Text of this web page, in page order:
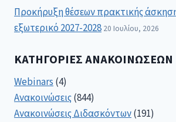
Προκήρυξη θέσεων πρακτικής
εξωτερικό 2027-2028 20 Ιουλίου, 2026
ΚΑΤΗΓΟΡΊΕΣ ΑΝΑΚΟΙΝΏΣΕΩΝ
Webinars(4)
Ανακοινώσεις(844)
Ανακοινώσεις Διδασκόντων(191)